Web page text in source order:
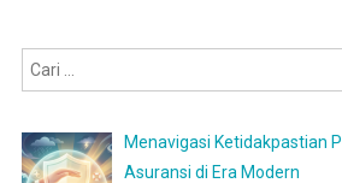
Menavigasi Ketidakpastian
Asuransi di Era Modern